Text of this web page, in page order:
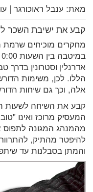
מאת: ענבל ראוכורגר |
קבע את ישיבת השכר
מחקרים מוכיחים שרמת
אדרנלין וסטרונין
הללו. לכן, משימות
אלה, וכך גם שיחות
קבע את השיחה לשעות
המעסיק מרוכז ואינו
מהמנהג המגונה
להיפטר מהתיק,
והמתן בסבלנות עד